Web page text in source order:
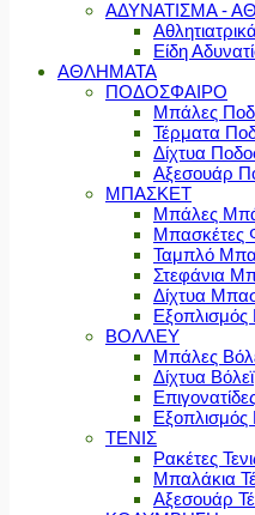
ΑΔΥΝΑΤΙΣΜΑ -
Είδη
ΑΘΛΗΜΑΤΑ
ΠΟΔΟΣΦΑΙΡΟ
Μπάλες
Τέρματα
Δίχτυα
Αξεσουάρ
ΜΠΑΣΚΕΤ
Μπάλες
Μπασκέτες
Ταμπλό
Στεφάνια
Δίχτυα
ΒΟΛΛΕΥ
Μπάλες
Δίχτυα Βόλεϊ
ΤΕΝΙΣ
Ρακέτες
Μπαλάκια
Αξεσουάρ